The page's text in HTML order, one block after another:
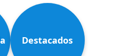
Destacados